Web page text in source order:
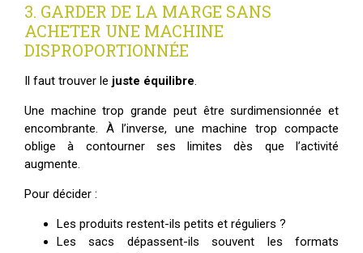
3. GARDER DE LA MARGE SANS
ACHETER UNE MACHINE
DISPROPORTIONNÉE
Il faut trouver le juste équilibre
Une machine trop grande peut être surdimensionnée et
encombrante. À l’inverse, une machine trop compacte
oblige à contourner ses limites dès que l’activité
augmente.
Pour décider :
Les produits restent-ils petits et réguliers ?
Les sacs dépassent-ils souvent les formats